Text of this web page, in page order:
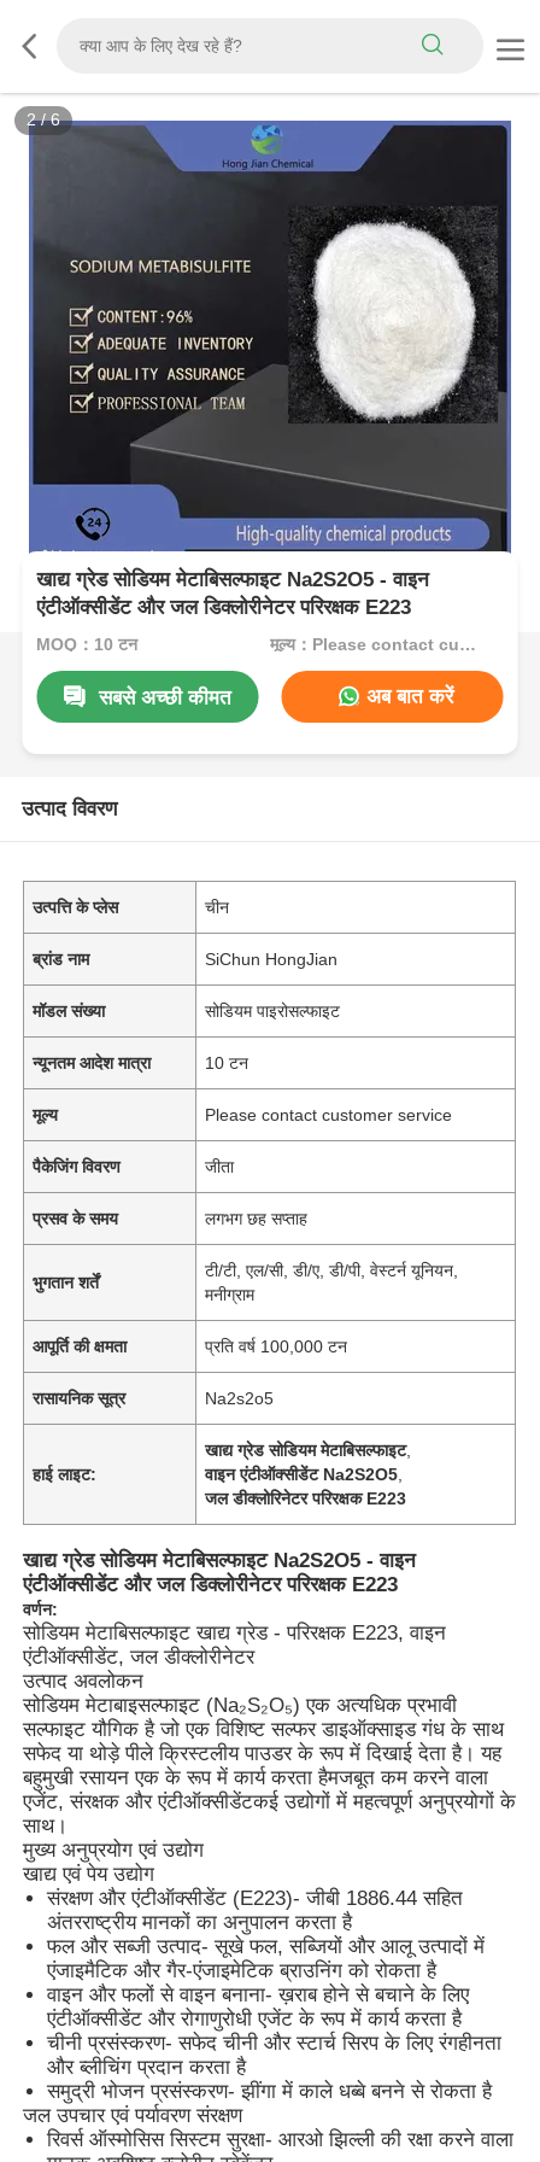
2/6
खाद्य ग्रेड सोडियम मेटाबिसल्फाइट Na2S2O5 - वाइन
एंटीऑक्सीडेंट और जल डिक्लोरीनेटर परिरक्षक E223
MOQ：10 टन मूल्य：Please contact customer service
सबसे अच्छी कीमत अब बात करें
उत्पाद विवरण
उत्पत्ति के प्लेस चीन
ब्रांड नाम SiChun HongJian
मॉडल संख्या सोडियम पाइरोसल्फाइट
न्यूनतम आदेश मात्रा 10 टन
मूल्य Please contact customer service
पैकेजिंग विवरण जीता
प्रसव के समय लगभग छह सप्ताह
भुगतान शर्तें
टी/टी, एल/सी, डी/ए, डी/पी, वेस्टर्न यूनियन,
मनीग्राम
आपूर्ति की क्षमता प्रति वर्ष 100,000 टन
रासायनिक सूत्र Na2s2o5
हाई लाइट:
खाद्य ग्रेड सोडियम मेटाबिसल्फाइट,
वाइन एंटीऑक्सीडेंट Na2S2O5
जल डीक्लोरिनेटर परिरक्षक E223
खाद्य ग्रेड सोडियम मेटाबिसल्फाइट Na2S2O5 - वाइन
एंटीऑक्सीडेंट और जल डिक्लोरीनेटर परिरक्षक E223
वर्णन:
सोडियम मेटाबिसल्फाइट खाद्य ग्रेड - परिरक्षक E223, वाइन
एंटीऑक्सीडेंट, जल डीक्लोरीनेटर
उत्पाद अवलोकन
सोडियम मेटाबाइसल्फाइट (Na₂S₂O₅) एक अत्यधिक प्रभावी
सल्फाइट यौगिक है जो एक विशिष्ट सल्फर डाइऑक्साइड गंध के साथ
सफेद या थोड़े पीले क्रिस्टलीय पाउडर के रूप में दिखाई देता है। यह
बहुमुखी रसायन एक के रूप में कार्य करता हैमजबूत कम करने वाला
एजेंट, संरक्षक और एंटीऑक्सीडेंटकई उद्योगों में महत्वपूर्ण अनुप्रयोगों के
साथ।
मुख्य अनुप्रयोग एवं उद्योग
खाद्य एवं पेय उद्योग
संरक्षण और एंटीऑक्सीडेंट (E223)- जीबी 1886.44 सहित
अंतरराष्ट्रीय मानकों का अनुपालन करता है
फल और सब्जी उत्पाद- सूखे फल, सब्जियों और आलू उत्पादों में
एंजाइमैटिक और गैर-एंजाइमेटिक ब्राउनिंग को रोकता है
वाइन और फलों से वाइन बनाना- ख़राब होने से बचाने के लिए
एंटीऑक्सीडेंट और रोगाणुरोधी एजेंट के रूप में कार्य करता है
चीनी प्रसंस्करण- सफेद चीनी और स्टार्च सिरप के लिए रंगहीनता
और ब्लीचिंग प्रदान करता है
समुद्री भोजन प्रसंस्करण- झींगा में काले धब्बे बनने से रोकता है
जल उपचार एवं पर्यावरण संरक्षण
रिवर्स ऑस्मोसिस सिस्टम सुरक्षा- आरओ झिल्ली की रक्षा करने वाला